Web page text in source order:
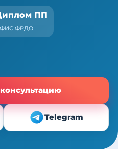
ПП
ФИС ФРДО
Telegram